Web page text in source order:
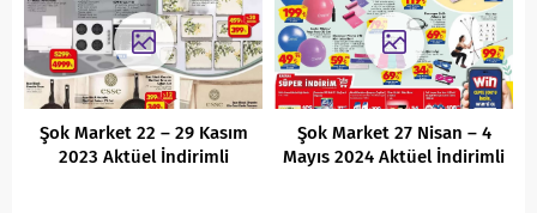
Şok Market 22 – 29 Kasım
2023 Aktüel İndirimli
Şok Market 27 Nisan – 4
Mayıs 2024 Aktüel İndirimli